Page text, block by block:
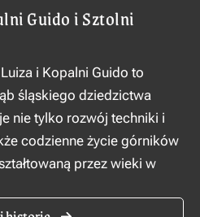
Guido i Sztolni
i Kopalni Guido to
śląskiego dziedzictwa
nie tylko rozwój techniki i
codzienne życie górników
przez wieki w